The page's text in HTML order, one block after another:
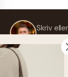
Skriv
så
Retur eller byte